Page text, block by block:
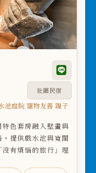
壯圍民宿
池庭院 寵物友善 親子
色套房融入壁畫與
提供戲水池與寬闊
有煩惱的旅行」理